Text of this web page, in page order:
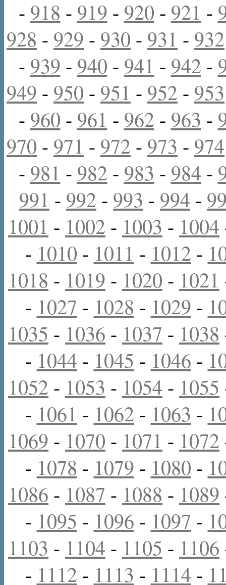
- 918 - 919 - 920 - 921 -
928 - 929 - 930 - 931 - 932
- 939 - 940 - 941 - 942 -
949 - 950 - 951 - 952 - 953
- 960 - 961 - 962 - 963 -
970 - 971 - 972 - 973 - 974
- 981 - 982 - 983 - 984 -
991 - 992 - 993 - 994 -
1001 - 1002 - 1003 - 1004
- 1010 - 1011 - 1012 -
1018 - 1019 - 1020 - 1021
- 1027 - 1028 - 1029 -
1035 - 1036 - 1037 - 1038
- 1044 - 1045 - 1046 -
1052 - 1053 - 1054 - 1055
- 1061 - 1062 - 1063 -
1069 - 1070 - 1071 - 1072
- 1078 - 1079 - 1080 -
1086 - 1087 - 1088 - 1089
- 1095 - 1096 - 1097 -
1103 - 1104 - 1105 - 1106
- 1112 - 1113 - 1114 -